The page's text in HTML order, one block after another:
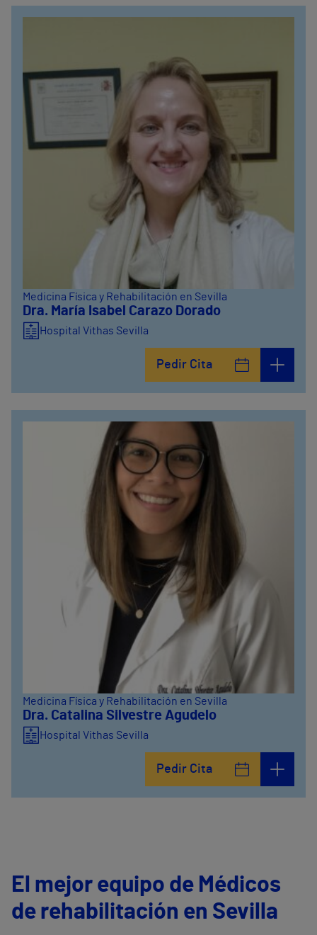
Medicina Física y Rehabilitación en Sevilla
Dra. María Isabel Carazo Dorado
Hospital Vithas Sevilla
Pedir Cita
Medicina Física y Rehabilitación en Sevilla
Dra. Catalina Silvestre Agudelo
Hospital Vithas Sevilla
Pedir Cita
El mejor equipo de Médicos
de rehabilitación en Sevilla